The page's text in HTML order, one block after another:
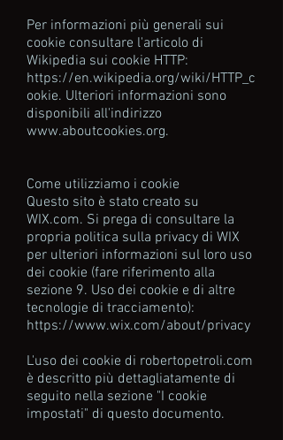
Per informazioni più generali sui
cookie consultare l'articolo di
Wikipedia sui cookie HTTP:
https://en.wikipedia.org/wiki/HTTP_c
ookie. Ulteriori informazioni sono
disponibili all'indirizzo
www.aboutcookies.org.
Come utilizziamo i cookie
Questo sito è stato creato su
WIX.com. Si prega di consultare la
propria politica sulla privacy di WIX
per ulteriori informazioni sul loro uso
dei cookie (fare riferimento alla
sezione 9. Uso dei cookie e di altre
tecnologie di tracciamento):
https://www.wix.com/about/privacy
L'uso dei cookie di robertopetroli.com
è descritto più dettagliatamente di
seguito nella sezione "I cookie
impostati" di questo documento.